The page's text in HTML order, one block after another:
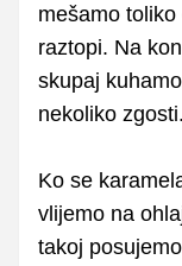
mešamo
raztopi. Na
skupaj
nekoliko zgosti.
Ko se
vlijemo na
takoj